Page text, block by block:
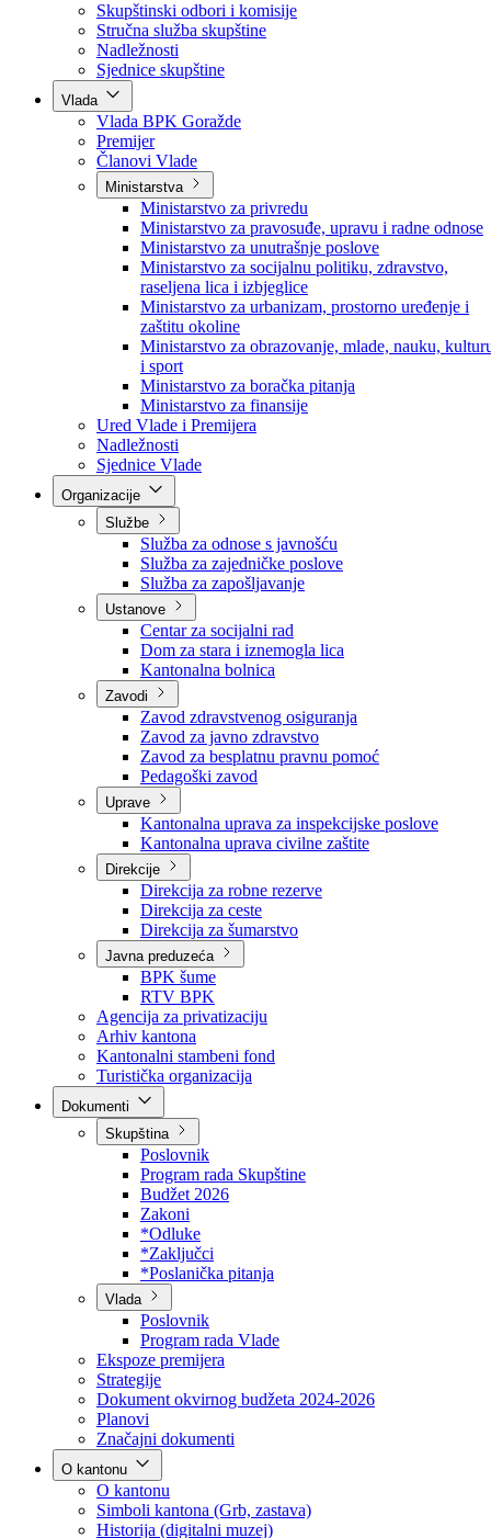
Poslanici po strankama
Poslanici po klubovima naroda
Kolegij skupštine
Skupštinski odbori i komisije
Stručna služba skupštine
Nadležnosti
Sjednice skupštine
Vlada
Vlada BPK Goražde
Premijer
Članovi Vlade
Ministarstva
Ministarstvo za privredu
Ministarstvo za pravosuđe, upravu i radne odnose
Ministarstvo za unutrašnje poslove
Ministarstvo za socijalnu politiku, zdravstvo,
raseljena lica i izbjeglice
Ministarstvo za urbanizam, prostorno uređenje i
zaštitu okoline
Ministarstvo za obrazovanje, mlade, nauku,
i sport
Ministarstvo za boračka pitanja
Ministarstvo za finansije
Ured Vlade i Premijera
Nadležnosti
Sjednice Vlade
Službe
Služba za odnose s javnošću
Služba za zajedničke poslove
Služba za zapošljavanje
Ustanove
Centar za socijalni rad
Dom za stara i iznemogla lica
Kantonalna bolnica
Zavodi
Zavod zdravstvenog osiguranja
Zavod za javno zdravstvo
Zavod za besplatnu pravnu pomoć
Pedagoški zavod
Uprave
Kantonalna uprava za inspekcijske poslove
Kantonalna uprava civilne zaštite
Direkcije
Direkcija za robne rezerve
Direkcija za ceste
Direkcija za šumarstvo
Javna preduzeća
BPK šume
RTV BPK
Agencija za privatizaciju
Arhiv kantona
Kantonalni stambeni fond
Turistička organizacija
Skupština
Poslovnik
Program rada Skupštine
Budžet 2026
Zakoni
*Odluke
*Zaključci
*Poslanička pitanja
Vlada
Poslovnik
Program rada Vlade
Ekspoze premijera
Strategije
Dokument okvirnog budžeta 2024-2026
Planovi
Značajni dokumenti
O kantonu